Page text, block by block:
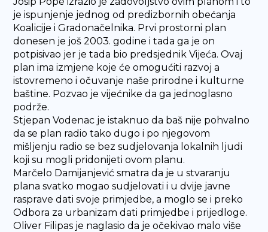
je ispunjenje jednog od predizbornih obećanja
Koalicije i Gradonačelnika. Prvi prostorni plan
donesen je još 2003. godine i tada ga je on
potpisivao jer je tada bio predsjednik Vijeća. Ovaj
plan ima izmjene koje će omogućiti razvoj a
istovremeno i očuvanje naše prirodne i kulturne
baštine. Pozvao je vijećnike da ga jednoglasno
podrže.
Stjepan Vodenac je istaknuo da baš nije pohvalno
da se plan radio tako dugo i po njegovom
mišljenju radio se bez sudjelovanja lokalnih ljudi
koji su mogli pridonijeti ovom planu.
Marčelo Damijanjević smatra da je u stvaranju
plana svatko mogao sudjelovati i u dvije javne
rasprave dati svoje primjedbe, a moglo se i preko
Odbora za urbanizam dati primjedbe i prijedloge.
Oliver Filipas je naglasio da je očekivao malo više